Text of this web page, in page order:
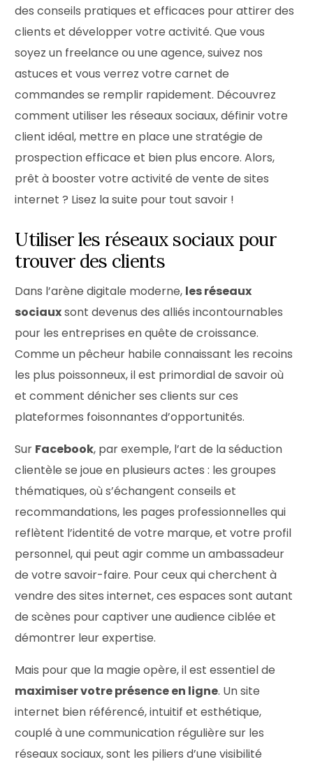
des conseils pratiques et efficaces pour attirer des
clients et développer votre activité. Que vous
soyez un freelance ou une agence, suivez nos
astuces et vous verrez votre carnet de
commandes se remplir rapidement. Découvrez
comment utiliser les réseaux sociaux, définir votre
client idéal, mettre en place une stratégie de
prospection efficace et bien plus encore. Alors,
prêt à booster votre activité de vente de sites
internet ? Lisez la suite pour tout savoir !
Utiliser les réseaux sociaux pour
trouver des clients
Dans l’arène digitale moderne, les réseaux
sociauxsont devenus des alliés incontournables
pour les entreprises en quête de croissance.
Comme un pêcheur habile connaissant les recoins
les plus poissonneux, il est primordial de savoir où
et comment dénicher ses clients sur ces
plateformes foisonnantes d’opportunités.
Sur Facebook, par exemple, l’art de la séduction
clientèle se joue en plusieurs actes : les groupes
thématiques, où s’échangent conseils et
recommandations, les pages professionnelles qui
reflètent l’identité de votre marque, et votre profil
personnel, qui peut agir comme un ambassadeur
de votre savoir-faire. Pour ceux qui cherchent à
vendre des sites internet, ces espaces sont autant
de scènes pour captiver une audience ciblée et
démontrer leur expertise.
Mais pour que la magie opère, il est essentiel de
maximiser votre présence en ligne. Un site
internet bien référencé, intuitif et esthétique,
couplé à une communication régulière sur les
réseaux sociaux, sont les piliers d’une visibilité